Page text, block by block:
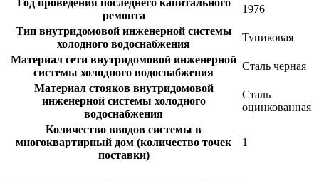
ремонта
1976
Тип внутридомовой инженерной системы
холодного водоснабжения
Тупиковая
Материал сети внутридомовой инженерной
системы холодного водоснабжения
Сталь черная
Материал стояков внутридомовой
инженерной системы холодного
водоснабжения
Сталь
оцинкованная
Количество вводов системы в
многоквартирный дом (количество точек
поставки)
1